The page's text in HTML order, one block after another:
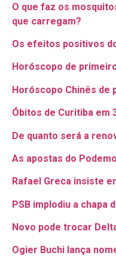
O que faz os
que carregam?
Os efeitos positivos
Horóscopo de
Horóscopo Chinês de
Óbitos de Curitiba em
De quanto será a
As apostas do
Rafael Greca insiste
PSB implodiu a chapa
Novo pode trocar
Ogier Buchi lança